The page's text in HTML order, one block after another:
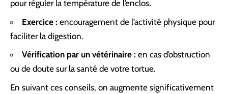
pour réguler la température de l’enclos.
Exercice : encouragement de l’activité physique pour
faciliter la digestion.
Vérification par un vétérinaire : en cas d’obstruction
ou de doute sur la santé de votre tortue.
En suivant ces conseils, on augmente significativement